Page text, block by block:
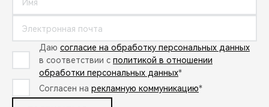
Даю согласие на обработку персональных данных
в соответствии с политикой в отношении
обработки персональных данных*
Согласен на рекламную коммуникацию*